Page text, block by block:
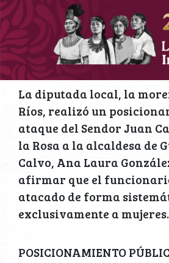
La diputada local, la
Ríos, realizó un
ataque del Sendor Juan
la Rosa a la alcaldesa de
Calvo, Ana Laura
afirmar que el
atacado de forma
exclusivamente a mujeres.
POSICIONAMIENTO